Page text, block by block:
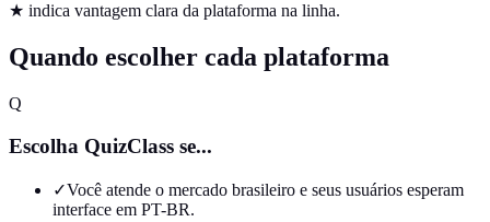
★ indica vantagem clara da plataforma na linha.
Quando escolher cada plataforma
Q
Escolha QuizClass se...
✓Você atende o mercado brasileiro e seus usuários esperam
interface em PT-BR.